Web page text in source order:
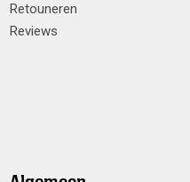
Retouneren
Reviews